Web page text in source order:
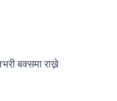
बक्समा राख्ने